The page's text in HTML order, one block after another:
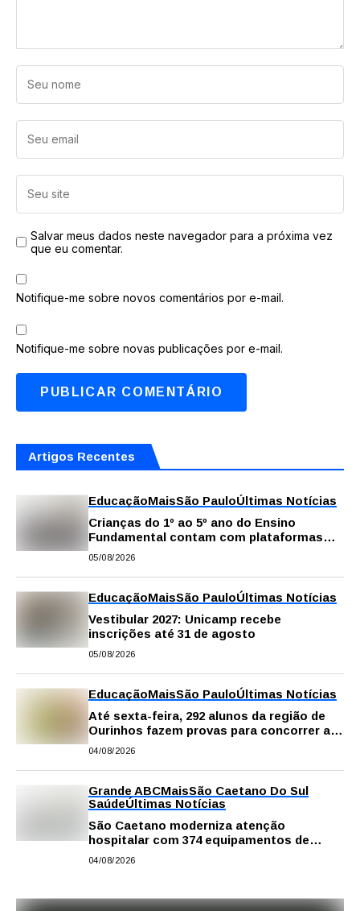
Salvar meus dados neste navegador para a próxima vez
que eu comentar.
Notifique-me sobre novos comentários por e-mail.
Notifique-me sobre novas publicações por e-mail.
Artigos Recentes
EducaçãoMaisSão PauloÚltimas Notícias
Crianças do 1º ao 5º ano do Ensino
Fundamental contam com plataformas
digitais para apoiar estudos na escola e
05/08/2026
EducaçãoMaisSão PauloÚltimas Notícias
Vestibular 2027: Unicamp recebe
inscrições até 31 de agosto
05/08/2026
EducaçãoMaisSão PauloÚltimas Notícias
Até sexta-feira, 292 alunos da região de
Ourinhos fazem provas para concorrer a
intercâmbio internacional
04/08/2026
Grande ABCMaisSão Caetano Do Sul
SaúdeÚltimas Notícias
São Caetano moderniza atenção
hospitalar com 374 equipamentos de
última geração
04/08/2026